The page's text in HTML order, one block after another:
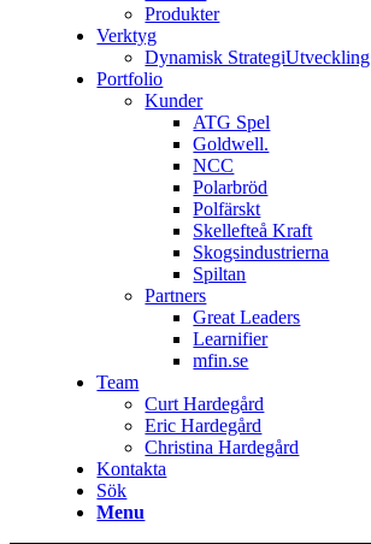
Produkter
Verktyg
Dynamisk StrategiUtveckling
Portfolio
Kunder
ATG Spel
Goldwell.
NCC
Polarbröd
Polfärskt
Skellefteå Kraft
Skogsindustrierna
Spiltan
Partners
Great Leaders
Learnifier
mfin.se
Team
Curt Hardegård
Eric Hardegård
Christina Hardegård
Kontakta
Sök
Menu